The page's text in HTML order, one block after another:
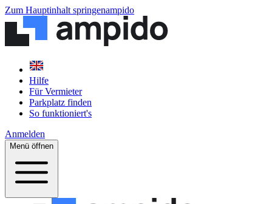
Zum Hauptinhalt springenampido
Hilfe
Für Vermieter
Parkplatz finden
So funktioniert's
Anmelden
Menü öffnen